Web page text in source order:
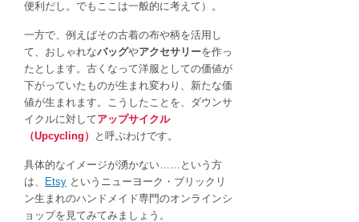
便利だし。でもここは一般的に考えて）。
一方で、例えばその古着の布や柄を活用し
て、おしゃれなバッグやアクセサリーを作っ
たとします。古くなって洋服としての価値が
下がっていたものが生まれ変わり、新たな価
値が生まれます。こうしたことを、ダウンサ
イクルに対してアップサイクル
（Upcycling）
と呼ぶわけです。
具体的なイメージが湧かない……という方
は、
Etsy というニューヨーク・ブリックリ
ン生まれのハンドメイド専門のオンラインシ
ョップを見てみてみましょう。